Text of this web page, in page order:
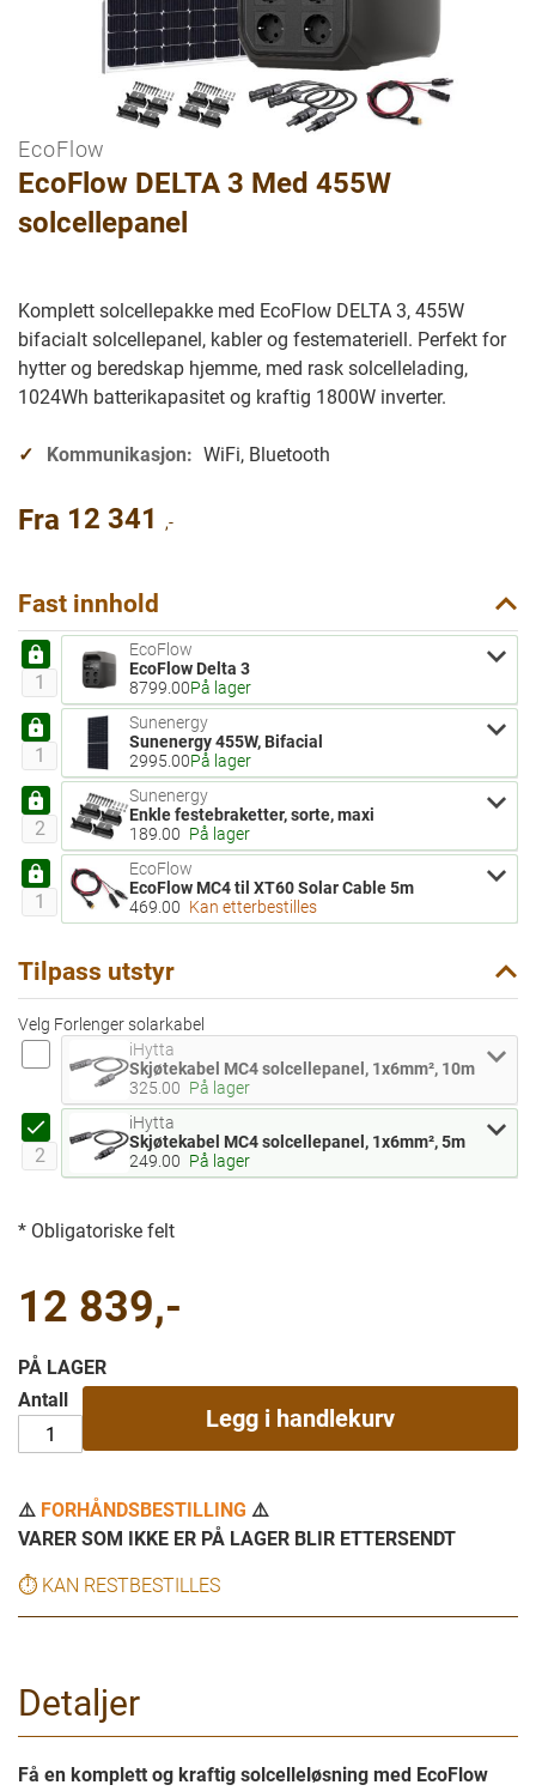
Gå
til
begynnelsen
av
EcoFlow
EcoFlow DELTA 3 Med 455W
solcellepanel
Komplett solcellepakke med EcoFlow DELTA 3, 455W
bifacialt solcellepanel, kabler og festemateriell. Perfekt for
hytter og beredskap hjemme, med rask solcellelading,
1024Wh batterikapasitet og kraftig 1800W inverter.
Kommunikasjon: WiFi, Bluetooth
Fra 12 341 ,-
Fast innhold
Valgt
Antall for EcoFlow Delta 3
EcoFlow
EcoFlow Delta 3
8799.00På lager
Valgt
Antall for Sunenergy 455W, Bifacial
Sunenergy
Sunenergy 455W, Bifacial
2995.00På lager
Valgt
Antall for Enkle festebraketter, sorte, maxi
Sunenergy
Enkle festebraketter, sorte, maxi
189.00 På lager
Valgt
Antall for EcoFlow MC4 til XT60 Solar Cable 5m
EcoFlow
EcoFlow MC4 til XT60 Solar Cable 5m
469.00 Kan etterbestilles
Tilpass utstyr
Velg Forlenger solarkabel
Ikke valgt
Antall for Skjøtekabel MC4 solcellepanel, 1x6mm², 10m
iHytta
Skjøtekabel MC4 solcellepanel, 1x6mm², 10m
325.00 På lager
Valgt
Antall for Skjøtekabel MC4 solcellepanel, 1x6mm², 5m
iHytta
Skjøtekabel MC4 solcellepanel, 1x6mm², 5m
249.00 På lager
* Obligatoriske felt
12 839,-
PÅ LAGER
Antall
Legg i handlekurv
⚠️ FORHÅNDSBESTILLING ⚠️
VARER SOM IKKE ER PÅ LAGER BLIR ETTERSENDT
⏱️ KAN RESTBESTILLES
Detaljer
Få en komplett og kraftig solcelleløsning med EcoFlow